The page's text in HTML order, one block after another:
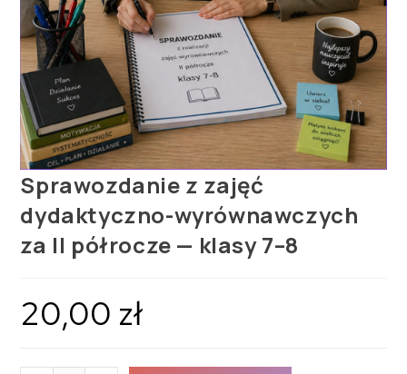
Sprawozdanie z zajęć
dydaktyczno-wyrównawczych
za II półrocze — klasy 7–8
20,00 zł